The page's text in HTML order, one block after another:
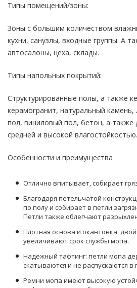
Типы помещений/зоны:
Зоны с большим количеством
кухни, санузлы, входные группы. А
автосалоны, цеха, склады.
Типы напольных покрытий:
Структурированные полы, а также
керамогранит, натуральный
пол, виниловый пол, бетон, а также
средней и высокой влагостойкостью.
Особенности и преимущества
Отлично впитывает, собирает
Благодаря петельчатой
по полу и собирает в петли
Петли также облегчают
Плотная основа и окантовка,
увеличивают срок службы мопа.
Надежный тафтинг: петли мопа
скатываются и не распускаются в
Ремни мопа имеют высокую